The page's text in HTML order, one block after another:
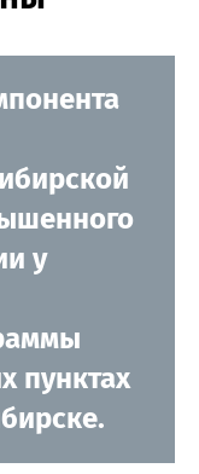
у
пунктах